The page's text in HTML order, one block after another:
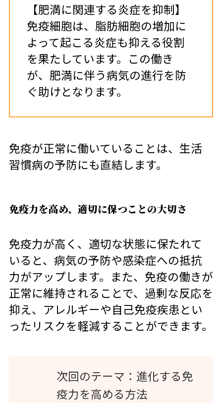
【肥満に関連する炎症を抑制】
免疫細胞は、脂肪細胞の増加に
よって起こる炎症も抑える役割
を果たしています。この働き
が、肥満に伴う病気の進行を防
ぐ助けとなります。
免疫が正常に働いていることは、生活
習慣病の予防にも直結します。
免疫力を高め、適切に保つことの大切さ
免疫力が高く、適切な状態に保たれて
いると、病気の予防や感染症への抵抗
力がアップします。また、免疫の働きが
正常に維持されることで、過剰な反応を
抑え、アレルギーや自己免疫疾患とい
ったリスクを軽減することができます。
次回のテーマ：進化する免
疫力を高める方法